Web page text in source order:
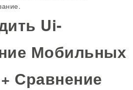
Ui-
Мобильных
Сравнение